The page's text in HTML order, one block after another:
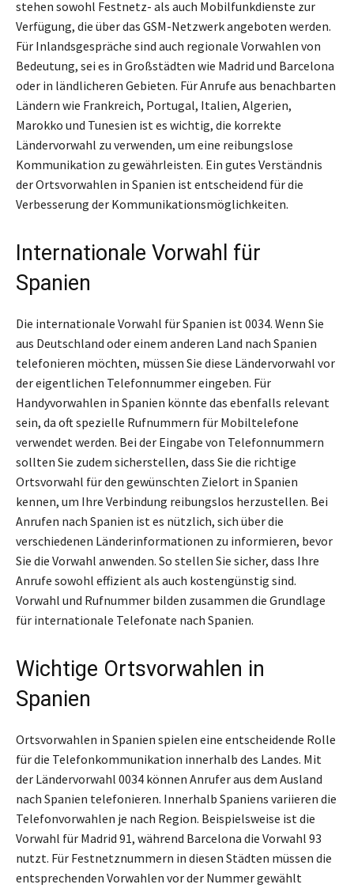
stehen sowohl Festnetz- als auch Mobilfunkdienste zur
Verfügung, die über das GSM-Netzwerk angeboten werden.
Für Inlandsgespräche sind auch regionale Vorwahlen von
Bedeutung, sei es in Großstädten wie Madrid und Barcelona
oder in ländlicheren Gebieten. Für Anrufe aus benachbarten
Ländern wie Frankreich, Portugal, Italien, Algerien,
Marokko und Tunesien ist es wichtig, die korrekte
Ländervorwahl zu verwenden, um eine reibungslose
Kommunikation zu gewährleisten. Ein gutes Verständnis
der Ortsvorwahlen in Spanien ist entscheidend für die
Verbesserung der Kommunikationsmöglichkeiten.
Internationale Vorwahl für
Spanien
Die internationale Vorwahl für Spanien ist 0034. Wenn Sie
aus Deutschland oder einem anderen Land nach Spanien
telefonieren möchten, müssen Sie diese Ländervorwahl vor
der eigentlichen Telefonnummer eingeben. Für
Handyvorwahlen in Spanien könnte das ebenfalls relevant
sein, da oft spezielle Rufnummern für Mobiltelefone
verwendet werden. Bei der Eingabe von Telefonnummern
sollten Sie zudem sicherstellen, dass Sie die richtige
Ortsvorwahl für den gewünschten Zielort in Spanien
kennen, um Ihre Verbindung reibungslos herzustellen. Bei
Anrufen nach Spanien ist es nützlich, sich über die
verschiedenen Länderinformationen zu informieren, bevor
Sie die Vorwahl anwenden. So stellen Sie sicher, dass Ihre
Anrufe sowohl effizient als auch kostengünstig sind.
Vorwahl und Rufnummer bilden zusammen die Grundlage
für internationale Telefonate nach Spanien.
Wichtige Ortsvorwahlen in
Spanien
Ortsvorwahlen in Spanien spielen eine entscheidende Rolle
für die Telefonkommunikation innerhalb des Landes. Mit
der Ländervorwahl 0034 können Anrufer aus dem Ausland
nach Spanien telefonieren. Innerhalb Spaniens variieren die
Telefonvorwahlen je nach Region. Beispielsweise ist die
Vorwahl für Madrid 91, während Barcelona die Vorwahl 93
nutzt. Für Festnetznummern in diesen Städten müssen die
entsprechenden Vorwahlen vor der Nummer gewählt